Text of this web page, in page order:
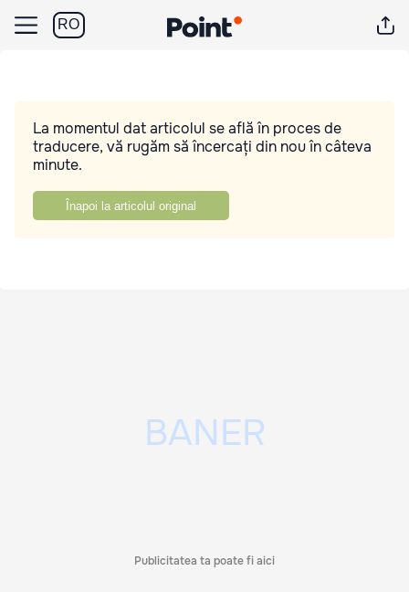
RO
La momentul dat articolul se află în proces de
traducere, vă rugăm să încercați din nou în câteva
minute.
Înapoi la articolul original
Publicitatea ta poate fi aici